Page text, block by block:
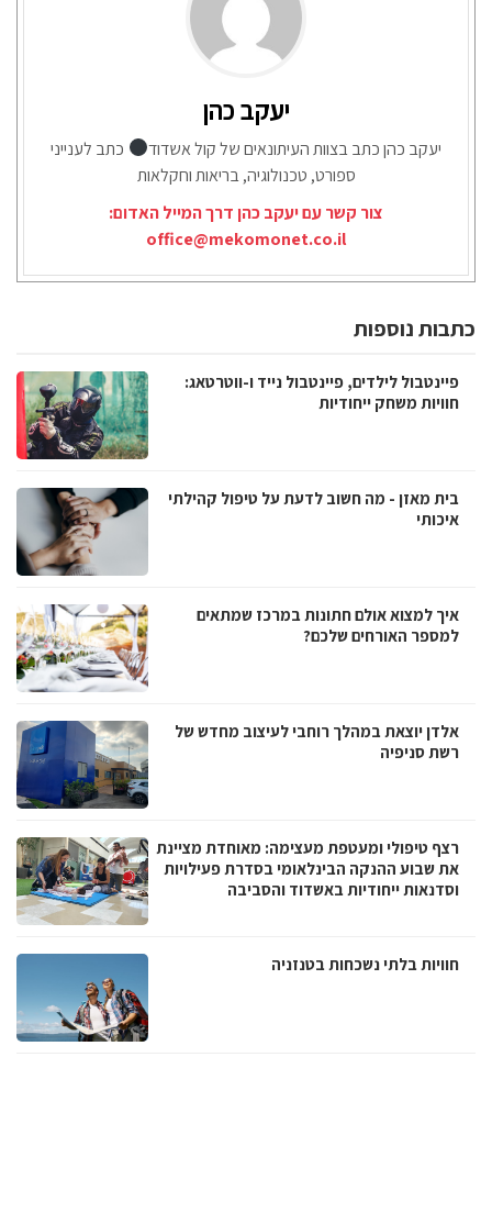
יעקב כהן
יעקב כהן כתב בצוות העיתונאים של קול אשדוד
כתב לענייני
ספורט, טכנולוגיה, בריאות וחקלאות
צור קשר עם יעקב כהן דרך המייל האדום:
office@mekomonet.co.il
כתבות נוספות
פיינטבול לילדים, פיינטבול נייד ו-ווטרטאג:
חוויות משחק ייחודיות
בית מאזן - מה חשוב לדעת על טיפול קהילתי
איכותי
איך למצוא אולם חתונות במרכז שמתאים
למספר האורחים שלכם?
אלדן יוצאת במהלך רוחבי לעיצוב מחדש של
רשת סניפיה
רצף טיפולי ומעטפת מעצימה: מאוחדת מציינת
את שבוע ההנקה הבינלאומי בסדרת פעילויות
וסדנאות ייחודיות באשדוד והסביבה
חוויות בלתי נשכחות בטנזניה